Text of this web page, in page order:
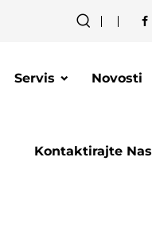
Servis Novosti
Kontaktirajte Nas